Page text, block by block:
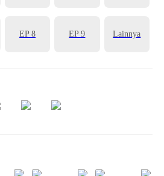
EP 8 EP 9 Lainnya